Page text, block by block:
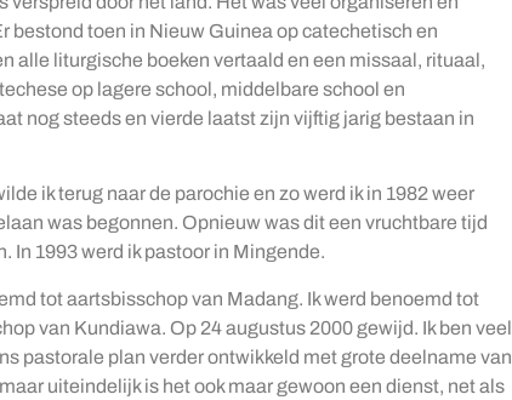
bestond toen in Nieuw Guinea op catechetisch en
alle liturgische boeken vertaald en een missaal, rituaal,
op lagere school, middelbare school en
nog steeds en vierde laatst zijn vijftig jarig bestaan in
ik terug naar de parochie en zo werd ik in 1982 weer
was begonnen. Opnieuw was dit een vruchtbare tijd
In 1993 werd ik pastoor in Mingende.
tot aartsbisschop van Madang. Ik werd benoemd tot
van Kundiawa. Op 24 augustus 2000 gewijd. Ik ben veel
pastorale plan verder ontwikkeld met grote deelname van
uiteindelijk is het ook maar gewoon een dienst, net als